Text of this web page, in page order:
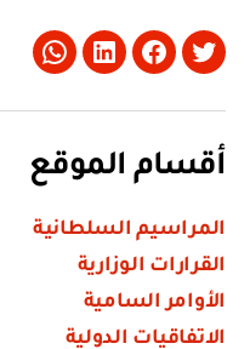
Twitter
Facebook
LinkedIn
أقسام الموقع
المراسيم السلطانية
القرارات الوزارية
الأوامر السامية
الاتفاقيات الدولية